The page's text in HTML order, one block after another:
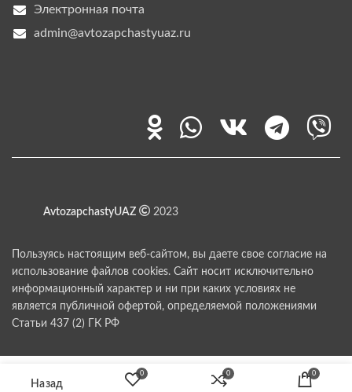
Электронная почта
admin@avtozapchastyuaz.ru
AvtozapchastyUAZ 2023
Пользуясь настоящим веб-сайтом, вы даете свое согласие на
использование файлов cookies. Сайт носит исключительно
информационный характер и ни при каких условиях не
является публичной офертой, определяемой положениями
Статьи 437 (2) ГК РФ
0 0 0